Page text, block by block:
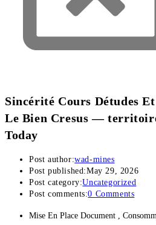
Sincérité Cours Détudes
Le Bien Cresus —
Today
Post author:wad-mines
Post published:May 29, 2026
Post category:Uncategorized
Post comments:0 Comments
Mise En Place Document ,